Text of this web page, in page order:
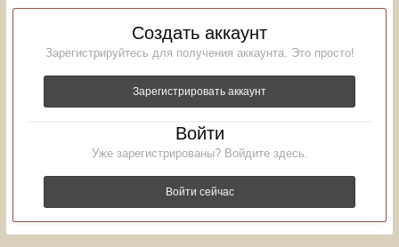
Создать аккаунт
Зарегистрируйтесь для получения аккаунта. Это просто!
Зарегистрировать аккаунт
Войти
Уже зарегистрированы? Войдите здесь.
Войти сейчас